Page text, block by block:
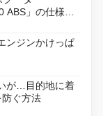
ABS」の仕様を
ンジンかけっぱ
が…目的地に着
防ぐ方法